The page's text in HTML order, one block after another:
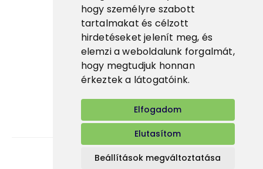
hogy személyre szabott
tartalmakat és célzott
hirdetéseket jelenít meg, és
elemzi a weboldalunk forgalmát,
hogy megtudjuk honnan
érkeztek a látogatóink.
Elfogadom
Elutasítom
Beállítások megváltoztatása
Karrier
Alkalmazás
E-shop